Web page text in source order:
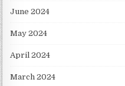
June 2024
May 2024
April 2024
March 2024